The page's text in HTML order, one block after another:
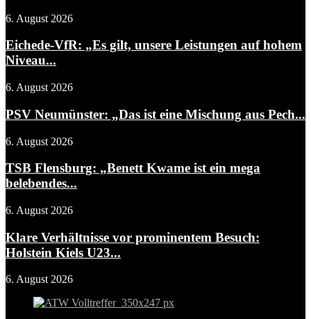
6. August 2026
Eichede-VfR: „Es gilt, unsere Leistungen auf hohem
Niveau...
6. August 2026
PSV Neumünster: „Das ist eine Mischung aus Pech...
6. August 2026
TSB Flensburg: „Benett Kwame ist ein mega
belebendes...
6. August 2026
Klare Verhältnisse vor prominentem Besuch:
Holstein Kiels U23...
6. August 2026